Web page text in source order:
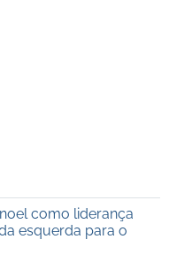
como liderança
esquerda para o